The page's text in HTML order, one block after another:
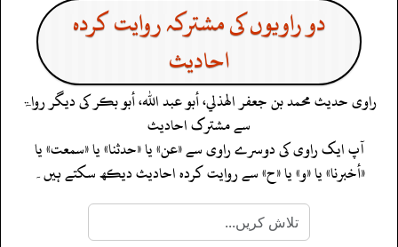
دو راویوں کی مشترکہ روایت کردہ
احادیث
راوی حدیثمحمد بن جعفر الهذلي، أبو عبد الله، أبو بكرکی دیگر رواۃ
سے مشترک احادیث
آپ ایک راوی کی دوسرے راوی سے «عن» یا «حدثنا» یا «سمعت» یا
«أخبرنا» یا «و» یا «ح» سے روایت کردہ احادیث دیکھ سکتے ہیں۔